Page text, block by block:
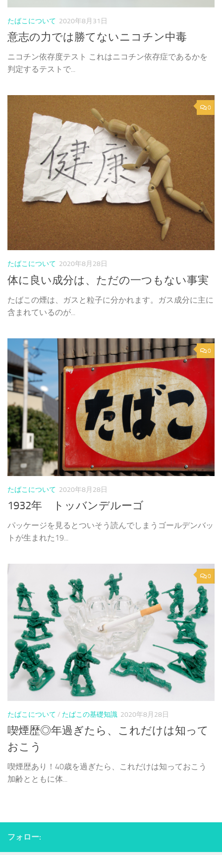
たばこについて 2020年8月31日
意志の力では勝てないニコチン中毒
ニコチン依存度テスト これはニコチン依存症であるかを
判定するテストで...
0
たばこについて 2020年8月28日
体に良い成分は、ただの一つもない事実
たばこの煙は、ガスと粒子に分かれます。ガス成分に主に
含まれているのが...
0
たばこについて 2020年8月28日
1932年 トッバンデルーゴ
パッケージを見るとついそう読んでしまうゴールデンバッ
トが生まれた19...
0
たばこについて / たばこの基礎知識 2020年8月28日
喫煙歴◎年過ぎたら、これだけは知って
おこう
喫煙歴あり！40歳を過ぎたら、これだけは知っておこう
加齢とともに体...
フォロー: